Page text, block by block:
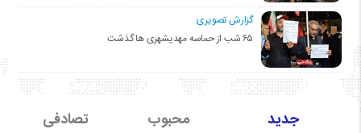
گزارش تصویری:
۶۵ شب از حماسه مهدیشهری ها گذشت
جدید محبوب تصادفی